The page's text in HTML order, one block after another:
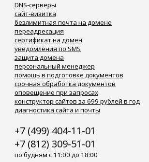
DNS-серверы
сайт-визитка
безлимитная почта на домене
переадресация
сертификат на домен
уведомления по SMS
защита домена
персональный менеджер
помощь в подготовке документов
срочная обработка документов
оповещение при запросах
конструктор сайтов за 699 рублей в год
диагностика сайта и почты
+7 (499) 404-11-01
+7 (812) 309-51-01
по будням с 11:00 до 18:00